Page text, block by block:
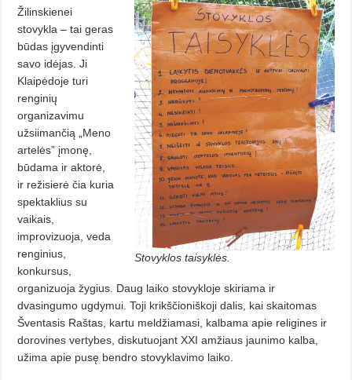
Stovyklos taisyklės.
Žilinskienei
stovykla – tai geras
būdas įgyvendinti
savo idėjas. Ji
Klaipėdoje turi
renginių
organizavimu
užsiimančią „Meno
artelės” įmonę,
būdama ir aktorė,
ir režisierė čia kuria
spektaklius su
vaikais,
improvizuoja, veda
renginius,
konkursus,
organizuoja žygius. Daug laiko stovykloje skiriama ir
dvasingumo ugdymui. Toji krikščioniškoji dalis, kai skaitomas
Šventasis Raštas, kartu meldžiamasi, kalbama apie religines ir
dorovines vertybes, diskutuojant XXI amžiaus jaunimo kalba,
užima apie pusę bendro stovyklavimo laiko.